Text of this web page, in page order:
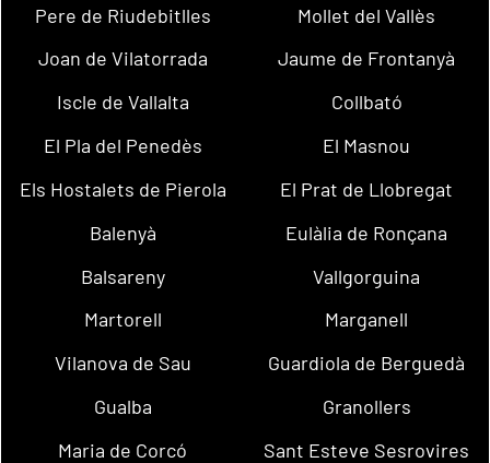
Pere de Riudebitlles
Mollet del Vallès
Joan de Vilatorrada
Jaume de Frontanyà
Iscle de Vallalta
Collbató
El Pla del Penedès
El Masnou
Els Hostalets de Pierola
El Prat de Llobregat
Balenyà
Eulàlia de Ronçana
Balsareny
Vallgorguina
Martorell
Marganell
Vilanova de Sau
Guardiola de Berguedà
Gualba
Granollers
Maria de Corcó
Sant Esteve Sesrovires